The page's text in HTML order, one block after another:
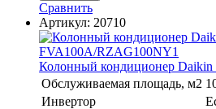
Сравнить
Артикул: 20710
Колонный кондиционер
Обслуживаемая площадь, м2
Инвертор